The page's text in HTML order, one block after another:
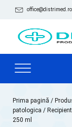
office@distrimed.ro
Prima pagină /
patologica /
250 ml